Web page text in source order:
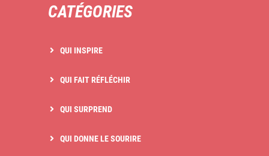
CATÉGORIES
QUI INSPIRE
QUI FAIT RÉFLÉCHIR
QUI SURPREND
QUI DONNE LE SOURIRE